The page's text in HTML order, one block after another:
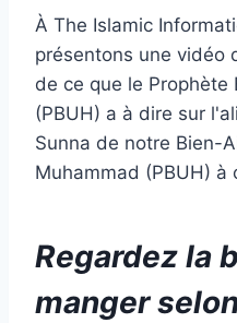
À The Islamic
présentons une vidéo
de ce que le Prophète
(PBUH) a à dire sur
Sunna de notre Bien-
Muhammad (PBUH) à
Regardez la
manger